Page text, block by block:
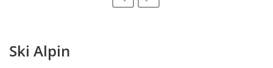
Ski Alpin